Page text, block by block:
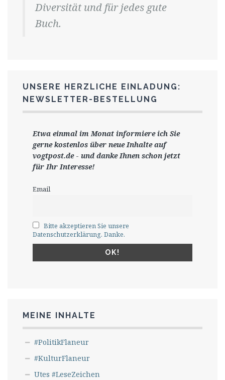
Diversität und für jedes gute
Buch.
UNSERE HERZLICHE EINLADUNG:
NEWSLETTER-BESTELLUNG
Etwa einmal im Monat informiere ich Sie
gernekostenlos über neue Inhalte auf
vogtpost.de- und danke Ihnen schon jetzt
für Ihr Interesse!
Email
Bitte akzeptieren Sie unsere
Datenschutzerklärung. Danke.
MEINE INHALTE
#PolitikFlaneur
#KulturFlaneur
Utes #LeseZeichen